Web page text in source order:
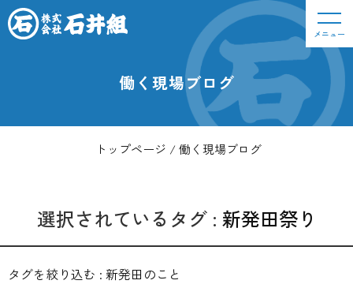
メニュー
働く現場ブログ
トップページ 働く現場ブログ
選択されているタグ : 新発田祭り
タグを絞り込む : 新発田のこと